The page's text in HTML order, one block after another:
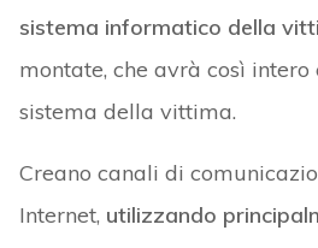
sistema informatico della
montate, che avrà così intero
sistema della vittima.
Creano canali di
Internet, utilizzando